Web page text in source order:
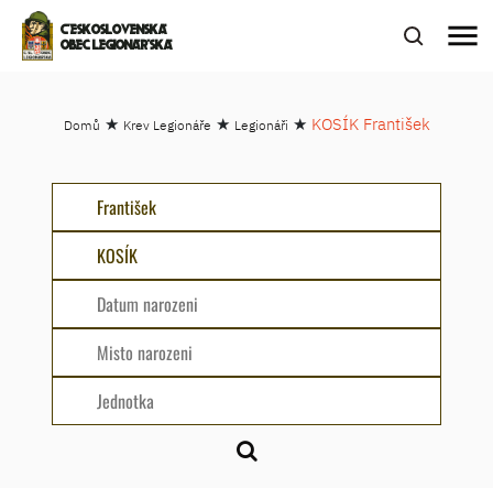
ČESKOSLOVENSKÁ
OBEC LEGIONÁŘSKÁ
menu
Domů ★ Krev Legionáře ★ Legionáři ★ KOSÍK František